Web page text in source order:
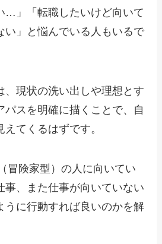
…」「転職したいけど向いて
い」と悩んでいる人もいるで
、現状の洗い出しや理想とす
パスを明確に描くことで、自
てくるはずです。
冒険家型）の人に向いてい
事、また仕事が向いていない
うに行動すれば良いのかを解